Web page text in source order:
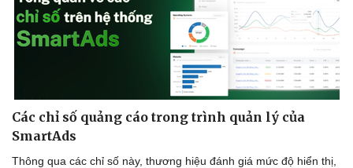
Các chỉ số quảng cáo trong trình quản lý của
SmartAds
Thông qua các chỉ số này, thương hiệu đánh giá mức độ hiển thị,